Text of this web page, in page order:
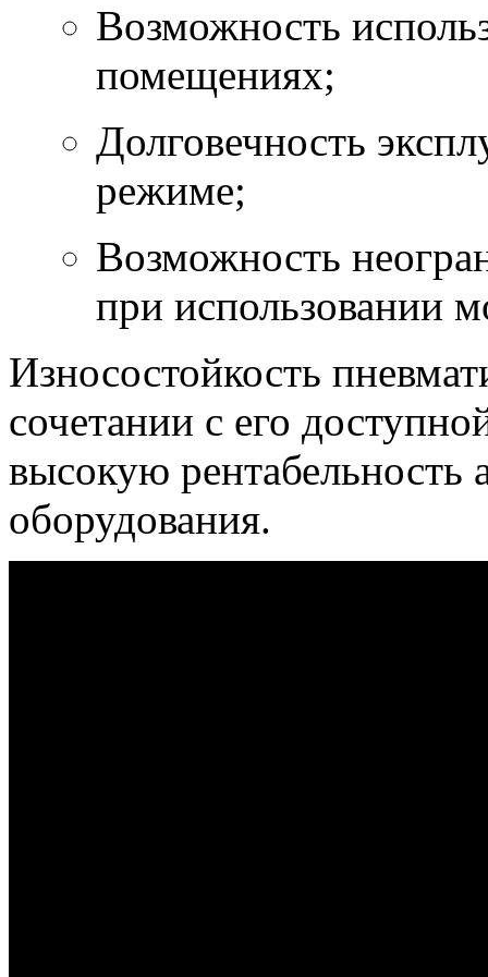
Возможность
помещениях;
Долговечность
режиме;
Возможность
при использовании
Износостойкость
сочетании с его
высокую рентабельность
оборудования.